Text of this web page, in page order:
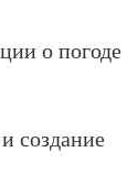
о погоде
создание